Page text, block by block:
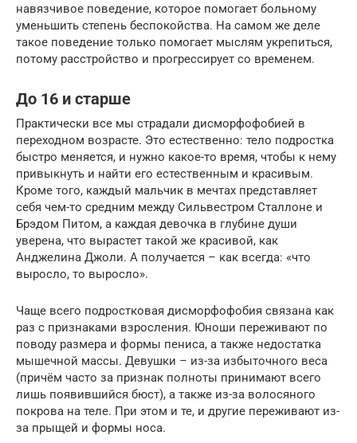
навязчивое поведение, которое помогает больному
уменьшить степень беспокойства. На самом же деле
такое поведение только помогает мыслям укрепиться,
потому расстройство и прогрессирует со временем.
До 16 и старше
Практически все мы страдали дисморфофобией в
переходном возрасте. Это естественно: тело подростка
быстро меняется, и нужно какое-то время, чтобы к нему
привыкнуть и найти его естественным и красивым.
Кроме того, каждый мальчик в мечтах представляет
себя чем-то средним между Сильвестром Сталлоне и
Брэдом Питом, а каждая девочка в глубине души
уверена, что вырастет такой же красивой, как
Анджелина Джоли. А получается – как всегда: «что
выросло, то выросло».
Чаще всего подростковая дисморфофобия связана как
раз с признаками взросления. Юноши переживают по
поводу размера и формы пениса, а также недостатка
мышечной массы. Девушки – из-за избыточного веса
(причём часто за признак полноты принимают всего
лишь появившийся бюст), а также из-за волосяного
покрова на теле. При этом и те, и другие переживают из-
за прыщей и формы носа.